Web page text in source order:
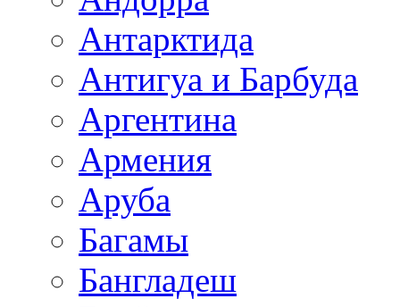
Антарктида
Антигуа и Барбуда
Аргентина
Армения
Аруба
Багамы
Бангладеш